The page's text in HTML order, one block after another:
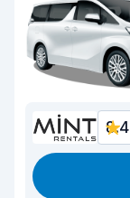
8.4